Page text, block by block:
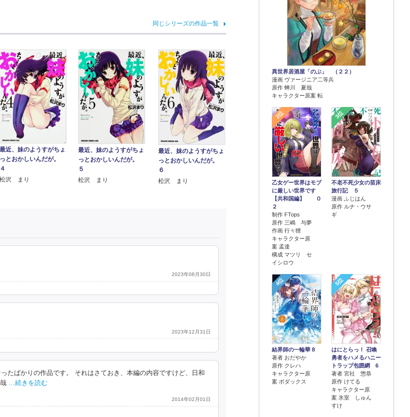
同じシリーズの作品一覧
最近、妹のようすがちょ
っとおかしいんだが。
４
松沢 まり
最近、妹のようすがちょ
っとおかしいんだが。
５
松沢 まり
最近、妹のようすがちょ
っとおかしいんだが。
６
松沢 まり
2023年08月30日
2023年12月31日
たばかりの作品です。 それはさておき、本編の内容ですけど、日和
…続きを読む
2014年02月01日
異世界居酒屋「のぶ」 （２２）
漫画 ヴァージニア二等兵
原作 蝉川 夏哉
キャラクター原案 転
2位
乙女ゲー世界はモブ
に厳しい世界です
【共和国編】 ０
２
制作 FTops
原作 三嶋 与夢
作画 行々狸
キャラクター原
案 孟達
構成 マツリ セ
イシロウ
3位
不老不死少女の苗床
旅行記 ５
漫画 ふじはん
原作 ルナ・ウサ
ギ
4位
結界師の一輪華 8
著者 おだやか
原作 クレハ
キャラクター原
案 ボダックス
5位
はにとらっ！ 召喚
勇者をハメるハニー
トラップ包囲網 6
著者 宮社 惣恭
原作 けてる
キャラクター原
案 氷室 しゅん
すけ